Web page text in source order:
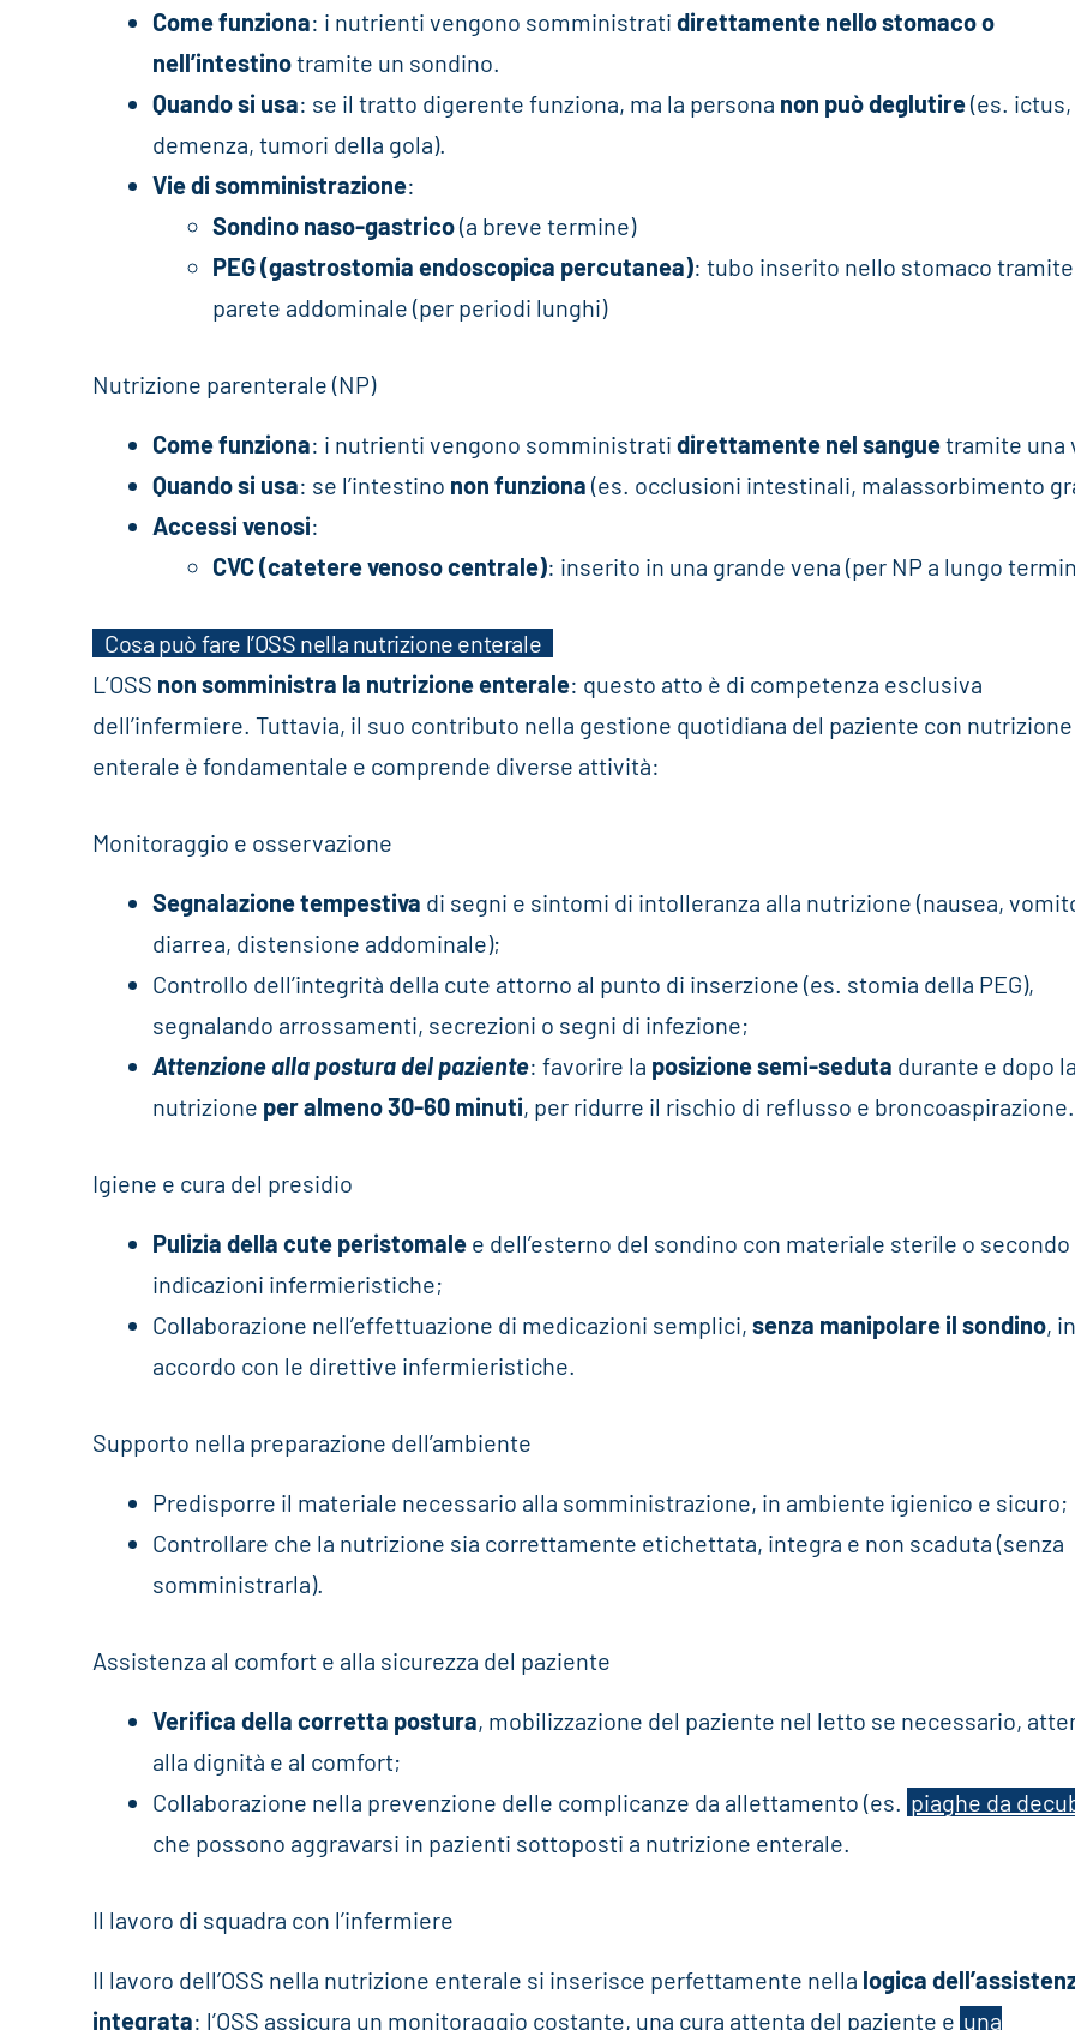
Come funziona: i nutrienti vengono somministratidirettamente nello stomaco o
nell’intestinotramite un sondino.
Quando si usa: se il tratto digerente funziona, ma la persona non può deglutire(es. ictus,
demenza, tumori della gola).
Vie di somministrazione:
Sondino naso-gastrico(a breve termine)
PEG (gastrostomia endoscopica percutanea): tubo inserito nello stomaco
parete addominale (per periodi lunghi)
Nutrizione parenterale (NP)
Come funziona: i nutrienti vengono somministratidirettamente nel sanguetramite una
Quando si usa: se l’intestino non funziona (es. occlusioni intestinali, malassorbimento
Accessi venosi:
CVC (catetere venoso centrale): inserito in una grande vena (per NP a lungo
Cosa può fare l’OSS nella nutrizione enterale
L’OSS non somministra la nutrizione enterale: questo atto è di competenza esclusiva
dell’infermiere. Tuttavia, il suo contributo nella gestione quotidiana del paziente con nutrizione
enterale è fondamentale e comprende diverse attività:
Monitoraggio e osservazione
Segnalazione tempestiva di segni e sintomi di intolleranza alla nutrizione (nausea,
diarrea, distensione addominale);
Controllo dell’integrità della cute attorno al punto di inserzione (es. stomia della PEG),
segnalando arrossamenti, secrezioni o segni di infezione;
Attenzione alla postura del paziente: favorire la posizione semi-seduta durante e dopo
nutrizione per almeno 30-60 minuti, per ridurre il rischio di reflusso e broncoaspirazione.
Igiene e cura del presidio
Pulizia della cute peristomale e dell’esterno del sondino con materiale sterile o
indicazioni infermieristiche;
Collaborazione nell’effettuazione di medicazioni semplici,senza manipolare il sondino,
accordo con le direttive infermieristiche.
Supporto nella preparazione dell’ambiente
Predisporre il materiale necessario alla somministrazione, in ambiente igienico e sicuro;
Controllare che la nutrizione sia correttamente etichettata, integra e non scaduta (senza
somministrarla).
Assistenza al comfort e alla sicurezza del paziente
Verifica della corretta postura, mobilizzazione del paziente nel letto se necessario,
alla dignità e al comfort;
Collaborazione nella prevenzione delle complicanze da allettamento (es. piaghe da
che possono aggravarsi in pazienti sottoposti a nutrizione enterale.
Il lavoro di squadra con l’infermiere
Il lavoro dell’OSS nella nutrizione enterale si inserisce perfettamente nella logica
integrata: l’OSS assicura un monitoraggio costante, una cura attenta del paziente e una